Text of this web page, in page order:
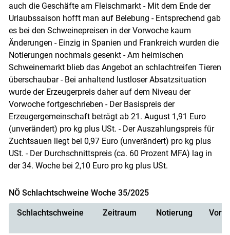
auch die Geschäfte am Fleischmarkt - Mit dem Ende der
Urlaubssaison hofft man auf Belebung - Entsprechend gab
es bei den Schweinepreisen in der Vorwoche kaum
Änderungen - Einzig in Spanien und Frankreich wurden die
Notierungen nochmals gesenkt - Am heimischen
Schweinemarkt blieb das Angebot an schlachtreifen Tieren
überschaubar - Bei anhaltend lustloser Absatzsituation
wurde der Erzeugerpreis daher auf dem Niveau der
Vorwoche fortgeschrieben - Der Basispreis der
Erzeugergemeinschaft beträgt ab 21. August 1,91 Euro
(unverändert) pro kg plus USt. - Der Auszahlungspreis für
Zuchtsauen liegt bei 0,97 Euro (unverändert) pro kg plus
USt. - Der Durchschnittspreis (ca. 60 Prozent MFA) lag in
der 34. Woche bei 2,10 Euro pro kg plus USt.
NÖ Schlachtschweine Woche 35/2025
Schlachtschweine Zeitraum Notierung